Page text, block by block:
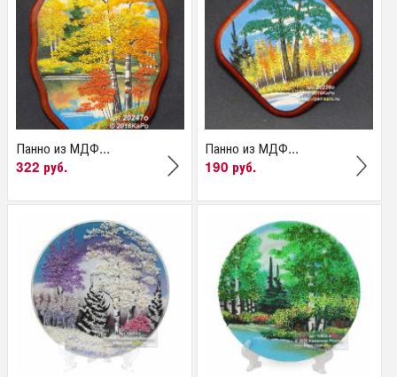
Панно из МДФ...
322 руб.
Панно из МДФ...
190 руб.